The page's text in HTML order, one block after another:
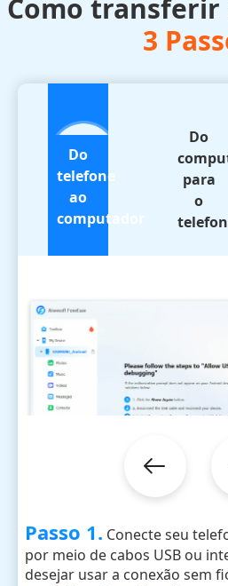
Como transferir
3
Do
telefone
ao
computador
Do
para
o
Passo 1. Conecte seu
por meio de cabos USB ou
desejar usar a conexão sem